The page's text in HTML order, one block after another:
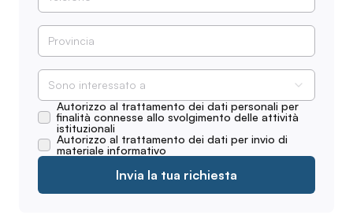
Sono interessato a
Autorizzo al trattamento dei dati personali per
finalità connesse allo svolgimento delle attività
istituzionali
Autorizzo al trattamento dei dati per invio di
materiale informativo
Invia la tua richiesta